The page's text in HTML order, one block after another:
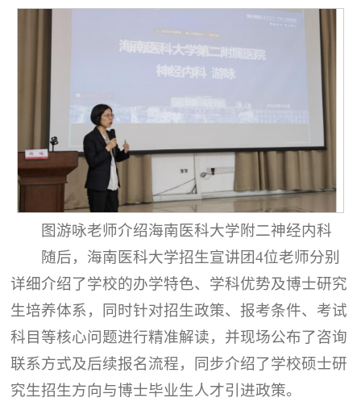
图游咏老师介绍海南医科大学附二神经内科
随后，海南医科大学招生宣讲团4位老师分别
详细介绍了学校的办学特色、学科优势及博士研究
生培养体系，同时针对招生政策、报考条件、考试
科目等核心问题进行精准解读，并现场公布了咨询
联系方式及后续报名流程，同步介绍了学校硕士研
究生招生方向与博士毕业生人才引进政策。